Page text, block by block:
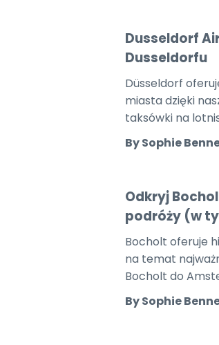
Dusseldorf
Dusseldorfu
Düsseldorf
miasta dzięki
taksówki na
By Sophie
Odkryj
podróży (w
Bocholt oferuje
na temat
Bocholt do
By Sophie